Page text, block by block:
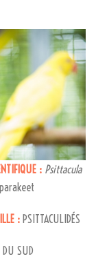
: Psittacula
:PSITTACULIDÉS
DU SUD